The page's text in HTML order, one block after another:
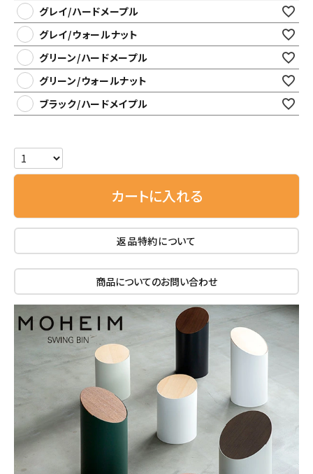
グレイ/ハードメープル
グレイ/ウォールナット
グリーン/ハードメープル
グリーン/ウォールナット
ブラック/ハードメイプル
カートに入れる
返品特約について
商品についてのお問い合わせ